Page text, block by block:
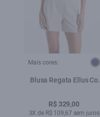
Mais cores:
Blusa Regata Ellus Co
R$ 329,00
3X de R$ 109,67 sem juros